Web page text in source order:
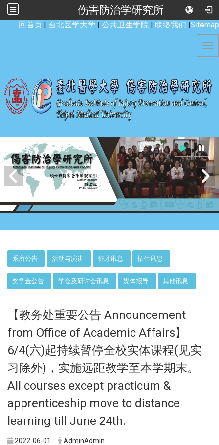
伤害防治学研究所
回首页 | 台北医学大学 | 公共卫生学院 | 联络我们 |Sitemap
系所公告 活动与演讲 征才讯息 招生讯息
奖学金公告 学会及研讨会讯息 媒体报导 其他讯息
【教务处重要公告 Announcement
from Office of Academic Affairs】
6/4(六)起持续暂停全校实体课程(见实
习除外)，实施远距教学至本学期末。
All courses except practicum &
apprenticeship move to distance
learning till June 24th.
2022-06-01 AdminAdmin